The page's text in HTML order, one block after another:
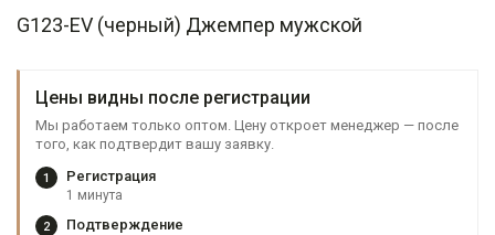
G123-EV (черный) Джемпер мужской
Цены видны после регистрации
Мы работаем только оптом. Цену откроет менеджер — после
того, как подтвердит вашу заявку.
1 Регистрация
1 минута
2 Подтверждение